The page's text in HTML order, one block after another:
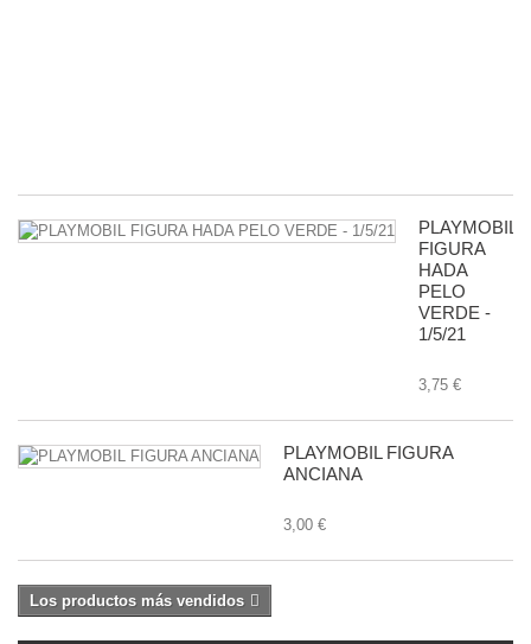
PLAYMOBIL
FIGURA
HADA
PELO
VERDE -
1/5/21
3,75 €
PLAYMOBIL FIGURA
ANCIANA
3,00 €
Los productos más vendidos